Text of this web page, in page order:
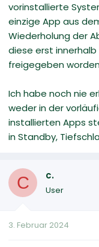
vorinstallierte
einzige App aus
Wiederholung der
diese erst
freigegeben
Ich habe noch nie
weder in der
installierten Apps
in Standby,
C c.
User
3. Februar 2024